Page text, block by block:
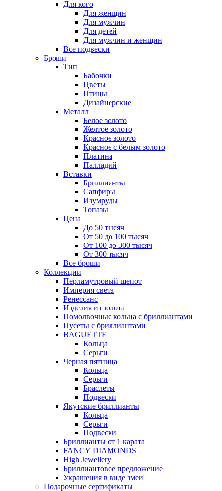
Для кого
Для женщин
Для мужчин
Для детей
Для мужчин и женщин
Все подвески
Броши
Тип
Бабочки
Цветы
Птицы
Дизайнерские
Металл
Белое золото
Желтое золото
Красное золото
Красное с белым золото
Платина
Палладий
Вставки
Бриллианты
Сапфиры
Изумруды
Топазы
Цена
До 50 тысяч
От 50 до 100 тысяч
От 100 до 300 тысяч
От 300 тысяч
Все броши
Коллекции
Перламутровый шепот
Империя света
Ренессанс
Изделия из золота
Помолвочные кольца с бриллиантами
Пусеты с бриллиантами
BAGUETTE
Кольца
Серьги
Черная пятница
Кольца
Серьги
Браслеты
Подвески
Якутские бриллианты
Кольца
Серьги
Подвески
Бриллианты от 1 карата
FANCY DIAMONDS
High Jewellery
Бриллиантовое предложение
Украшения в виде змеи
Подарочные сертификаты